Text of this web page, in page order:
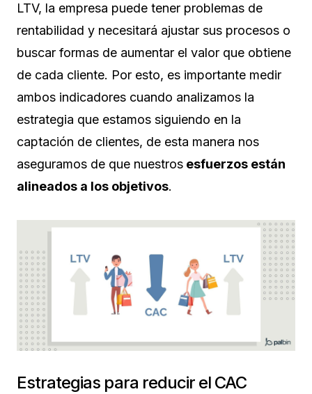
LTV, la empresa puede tener problemas de
rentabilidad y necesitará ajustar sus procesos o
buscar formas de aumentar el valor que obtiene
de cada cliente. Por esto, es importante medir
ambos indicadores cuando analizamos la
estrategia que estamos siguiendo en la
captación de clientes, de esta manera nos
aseguramos de que nuestros esfuerzos están
alineados a los objetivos.
Estrategias para reducir el CAC